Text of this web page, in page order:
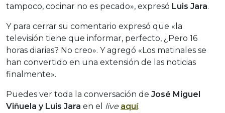
tampoco, cocinar no es pecado», expresó Luis Jara.
Y para cerrar su comentario expresó que «la
televisión tiene que informar, perfecto, ¿Pero 16
horas diarias? No creo». Y agregó «Los matinales se
han convertido en una extensión de las noticias
finalmente».
Puedes ver toda la conversación de José Miguel
Viñuela y Luis Jara en el live aquí.